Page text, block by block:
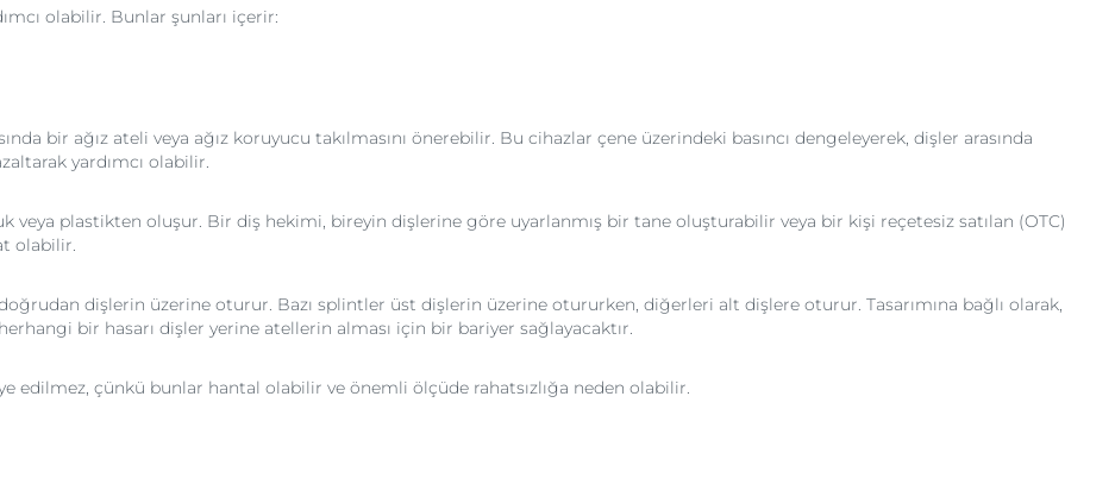
olabilir. Bunlar şunları içerir:
bir ağız ateli veya ağız koruyucu takılmasını önerebilir. Bu cihazlar çene üzerindeki basıncı dengeleyerek, dişler arasında
yardımcı olabilir.
veya plastikten oluşur. Bir diş hekimi, bireyin dişlerine göre uyarlanmış bir tane oluşturabilir veya bir kişi reçetesiz satılan (OTC)
olabilir.
dişlerin üzerine oturur. Bazı splintler üst dişlerin üzerine otururken, diğerleri alt dişlere oturur. Tasarımına bağlı olarak,
bir hasarı dişler yerine atellerin alması için bir bariyer sağlayacaktır.
edilmez, çünkü bunlar hantal olabilir ve önemli ölçüde rahatsızlığa neden olabilir.